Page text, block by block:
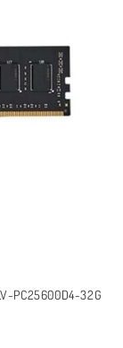
PC25600D4-32G